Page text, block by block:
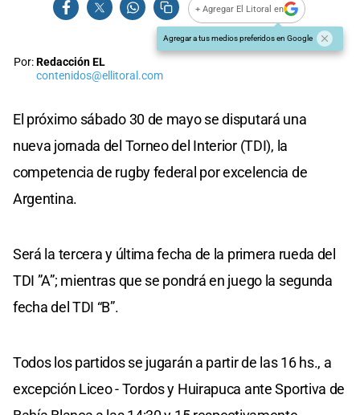
+ Agregar El Litoral en
Agregar a tus medios preferidos en Google
Por:Redacción EL
contenidos@ellitoral.com
El próximo sábado 30 de mayo se disputará una
nueva jornada del Torneo del Interior (TDI), la
competencia de rugby federal por excelencia de
Argentina.
Será la tercera y última fecha de la primera rueda del
TDI ”A”; mientras que se pondrá en juego la segunda
fecha del TDI “B”.
Todos los partidos se jugarán a partir de las 16 hs., a
excepción Liceo - Tordos y Huirapuca ante Sportiva de